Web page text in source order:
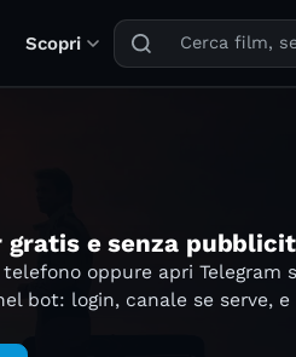
Scopri
Puoi cercare
gratis e senza
oppure apri Telegram
bot: login, canale se serve,